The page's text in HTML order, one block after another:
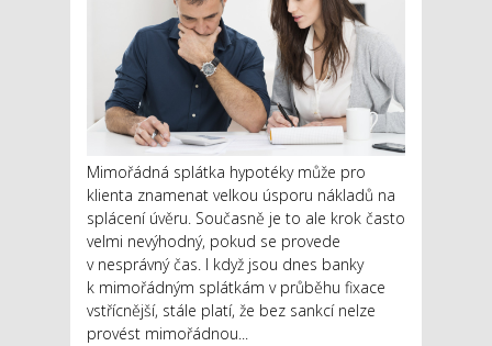
Mimořádná splátka hypotéky může pro
klienta znamenat velkou úsporu nákladů na
splácení úvěru. Současně je to ale krok často
velmi nevýhodný, pokud se provede
v nesprávný čas. I když jsou dnes banky
k mimořádným splátkám v průběhu fixace
vstřícnější, stále platí, že bez sankcí nelze
provést mimořádnou...